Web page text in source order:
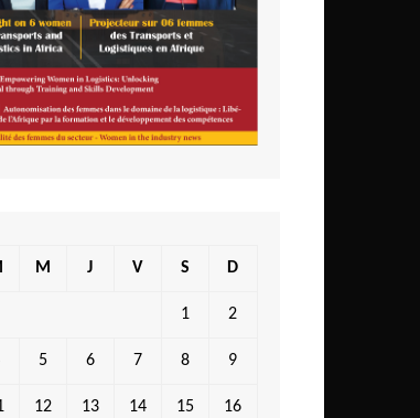
M J V S D
1 2
5 6 7 8 9
12 13 14 15 16